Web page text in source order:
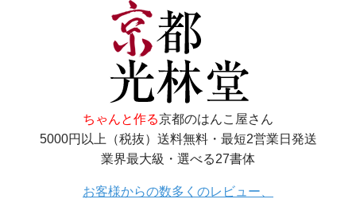
ちゃんと作る京都のはんこ屋さん
5000円以上（税抜）送料無料・最短2営業日発送
業界最大級・選べる27書体
お客様からの数多くのレビュー、